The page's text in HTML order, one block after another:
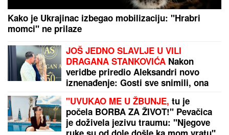
(VIDEO) KRAH LJUBAVI JOŠ JEDNOG RIJALITI
Šutnula ga odmah nakon Elite 9, pa sve
otkrila javno: Ništa od preseljenja, pukla ljubav
preko noći
EKSPLOZIJE POTRESLE PRIMORJE:
Zapalila se i detonirala trafostanica u
Utjehi, celo naselje bez struje